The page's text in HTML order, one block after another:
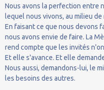
Nous avons la perfection entre
lequel nous vivons, au milieu
En faisant ce que nous devons
nous avons envie de faire. La
rend compte que les invités
Et elle s'avance. Et elle
Nous aussi, demandons-lui, le
les besoins des autres.